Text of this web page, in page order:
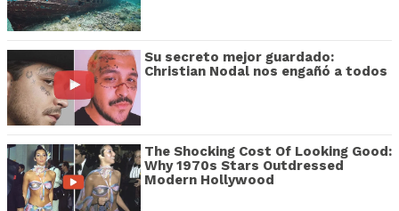
Su secreto mejor guardado:
Christian Nodal nos engañó a todos
The Shocking Cost Of Looking Good:
Why 1970s Stars Outdressed
Modern Hollywood